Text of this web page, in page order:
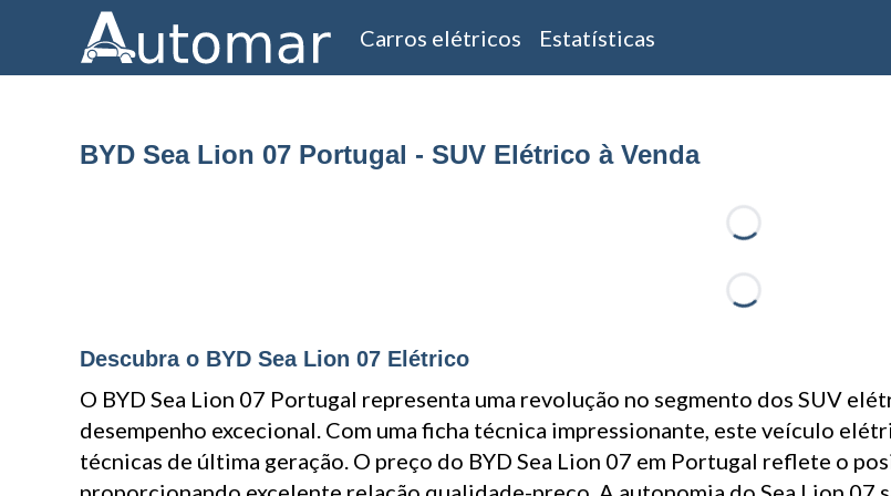
Carros elétricos Estatísticas
BYD Sea Lion 07 Portugal - SUV Elétrico à Venda
Descubra o BYD Sea Lion 07 Elétrico
O BYD Sea Lion 07 Portugal representa uma revolução no segmento dos SUV
desempenho excecional. Com uma ficha técnica impressionante, este veículo
técnicas de última geração. O preço do BYD Sea Lion 07 em Portugal reflete o